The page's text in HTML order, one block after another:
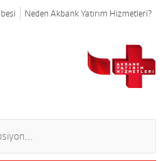
Neden Akbank Yatırım Hizmetleri?